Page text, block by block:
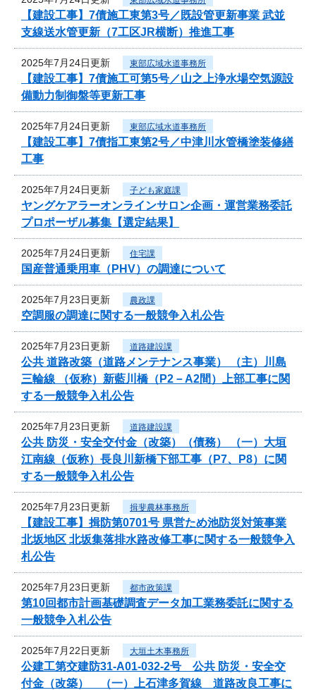
【建設工事】7債施工東第3号／既設管更新事業 武並
支線送水管更新（7工区JR横断）推進工事
2025年7月24日更新 東部広域水道事務所
【建設工事】7債施工可第5号／山之上浄水場空気源設
備動力制御盤等更新工事
2025年7月24日更新 東部広域水道事務所
【建設工事】7債指工東第2号／中津川水管橋塗装修繕
工事
2025年7月24日更新 子ども家庭課
ヤングケアラーオンラインサロン企画・運営業務委託
プロポーザル募集【選定結果】
2025年7月24日更新 住宅課
国産普通乗用車（PHV）の調達について
2025年7月23日更新 農政課
空調服の調達に関する一般競争入札公告
2025年7月23日更新 道路建設課
公共 道路改築（道路メンテナンス事業） （主）川島
三輪線 （仮称）新藍川橋（P2－A2間）上部工事に関
する一般競争入札公告
2025年7月23日更新 道路建設課
公共 防災・安全交付金（改築）（債務） （一）大垣
江南線（仮称）長良川新橋下部工事（P7、P8）に関
する一般競争入札公告
2025年7月23日更新 揖斐農林事務所
【建設工事】揖防第0701号 県営ため池防災対策事業
北坂地区 北坂集落排水路改修工事に関する一般競争入
札公告
2025年7月23日更新 都市政策課
第10回都市計画基礎調査データ加工業務委託に関する
一般競争入札公告
2025年7月22日更新 大垣土木事務所
公建工第交建防31-A01-032-2号 公共 防災・安全交
付金（改築） （一）上石津多賀線 道路改良工事に